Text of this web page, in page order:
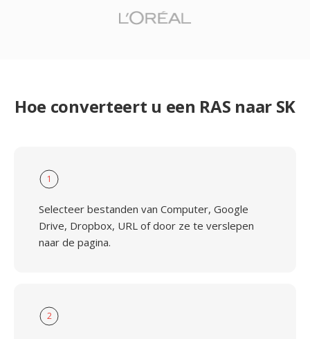
Hoe converteert u een RAS naar SK
1
Selecteer bestanden van Computer, Google
Drive, Dropbox, URL of door ze te verslepen
naar de pagina.
2